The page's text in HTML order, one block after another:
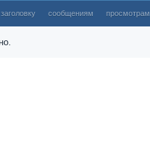
заголовку сообщениям просмотрам